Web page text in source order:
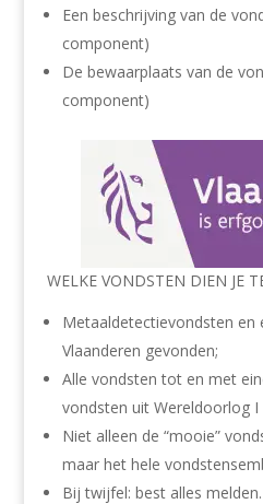
Een beschrijving van de
component)
De bewaarplaats van de
component)
WELKE VONDSTEN DIEN JE
Metaaldetectievondsten en
Vlaanderen gevonden;
Alle vondsten tot en met
vondsten uit Wereldoorlog I
Niet alleen de “mooie”
maar het hele
Bij twijfel: best alles melden.